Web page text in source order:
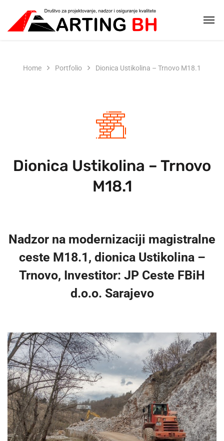
Home Portfolio Dionica Ustikolina – Trnovo M18.1
Dionica Ustikolina – Trnovo
M18.1
Nadzor na modernizaciji magistralne
ceste M18.1, dionica Ustikolina –
Trnovo, Investitor: JP Ceste FBiH
d.o.o. Sarajevo